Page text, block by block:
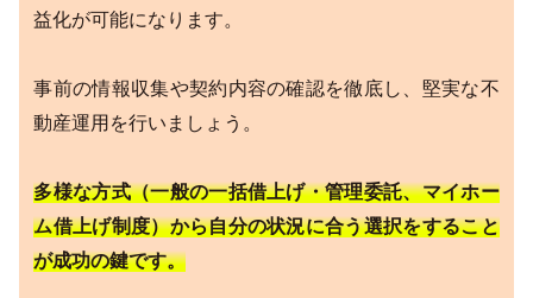
益化が可能になります。
事前の情報収集や契約内容の確認を徹底し、堅実な不
動産運用を行いましょう。
多様な方式（一般の一括借上げ・管理委託、マイホー
ム借上げ制度）から自分の状況に合う選択をすること
が成功の鍵です。